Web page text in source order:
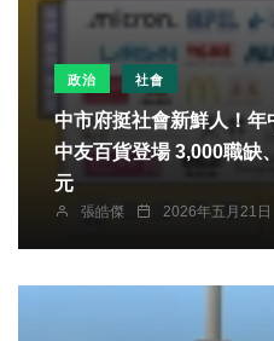
政治 社會
中市府挺社會新鮮人！
中友百貨登場 3,000職缺
元
張皓傑 2026年五月21日